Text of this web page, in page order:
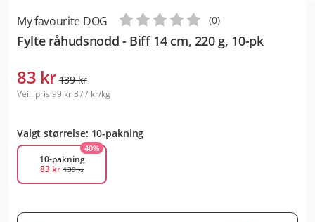
My favourite DOG
Fylte råhudsnodd - Biff 14 cm, 220 g, 10-pk
(0)
83 kr 139 kr
Veil. pris 99 kr377 kr/kg
Valgt størrelse: 10-pakning
40%
10-pakning
83 kr 139 kr